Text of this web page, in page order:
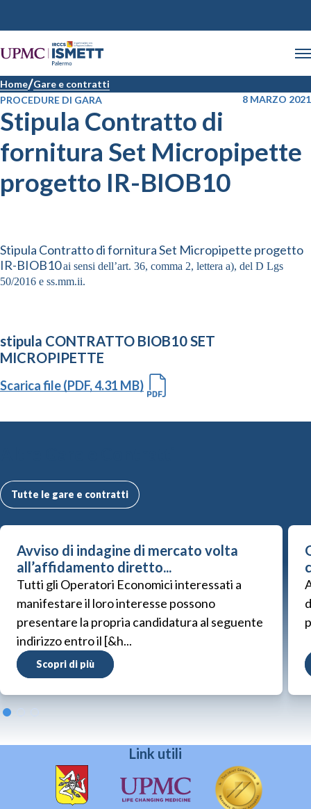
Home Gare e contratti
PROCEDURE DI GARA
8 MARZO 2021
Stipula Contratto di
fornitura Set Micropipette
progetto IR-BIOB10
Stipula Contratto di fornitura Set Micropipette progetto
IR-BIOB10ai sensi dell’art. 36, comma 2, lettera a), del D Lgs
50/2016 e ss.mm.ii.
stipula CONTRATTO BIOB10 SET
MICROPIPETTE
Scarica file (PDF, 4.31 MB)
Tutte le gare e contratti
Avviso di indagine di mercato volta
all’affidamento diretto...
Tutti gli Operatori Economici interessati a
manifestare il loro interesse possono
presentare la propria candidatura al seguente
indirizzo entro il [&h...
Scopri di più
Link utili